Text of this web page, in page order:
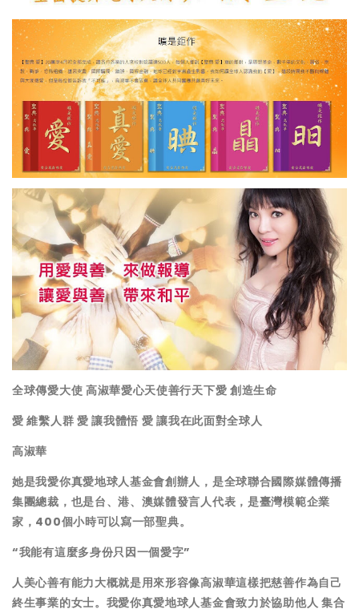
全球傳愛大使 高淑華愛心天使善行天下愛 創造生命
愛 維繫人群 愛 讓我體悟 愛 讓我在此面對全球人
高淑華
她是我愛你真愛地球人基金會創辦人，是全球聯合國際媒體傳播
集團總裁，也是台、港、澳媒體發言人代表，是臺灣模範企業
家， 400個小時可以寫一部聖典。
“我能有這麼多身份只因一個愛字”
人美心善有能力大概就是用來形容像高淑華這樣把慈善作為自己
終生事業的女士。我愛你真愛地球人基金會致力於協助他人 集合